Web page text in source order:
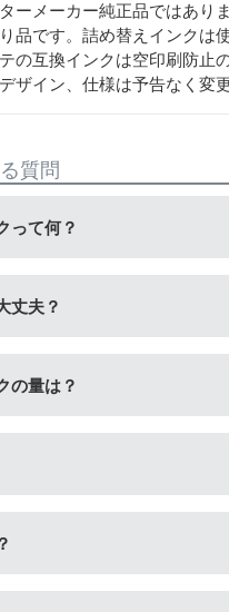
ーメーカー純正品ではあり
品です。詰め替えインクは
の互換インクは空印刷防止
ザイン、仕様は予告なく変
質問
って何？
ます。
丈夫？
使用には問題ございませんの
の量は？
多くなるわけではありません
詰め替えインク、互換イン
ンク・詰め替えインクの違